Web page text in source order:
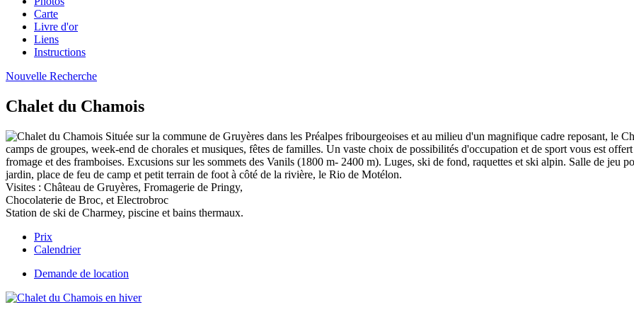
Carte
Livre d'or
Liens
Instructions
Nouvelle Recherche
Chalet du Chamois
Située sur la commune de Gruyères dans les Préalpes fribourgeoises et au milieu d'un magnifique cadre reposant, le
camps de groupes, week-end de chorales et musiques, fêtes de familles. Un vaste choix de possibilités d'occupation et de sport vous est
fromage et des framboises. Excusions sur les sommets des Vanils (1800 m- 2400 m). Luges, ski de fond, raquettes et ski alpin. Salle de jeu
jardin, place de feu de camp et petit terrain de foot à côté de la rivière, le Rio de Motélon.
Visites : Château de Gruyères, Fromagerie de Pringy,
Chocolaterie de Broc, et Electrobroc
Station de ski de Charmey, piscine et bains thermaux.
Prix
Calendrier
Demande de location